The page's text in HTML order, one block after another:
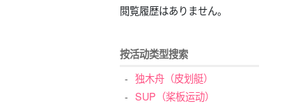
閲覧履歴はありません。
按活动类型搜索
独木舟（皮划艇）
SUP（桨板运动）